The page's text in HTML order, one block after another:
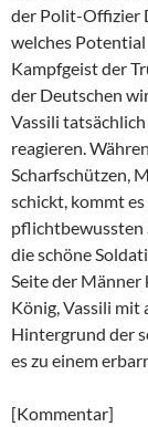
der Polit-Offizier
welches
Kampfgeist der
der Deutschen
Vassili
reagieren.
Scharfschützen,
schickt, kommt
pflichtbewussten
die schöne
Seite der
König, Vassili mit
Hintergrund der
es zu einem
[Kommentar]